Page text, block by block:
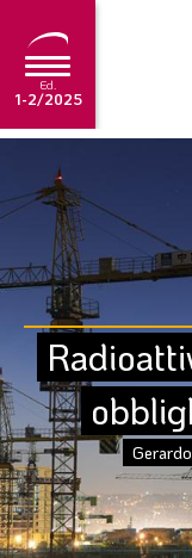
Ed.
1-2/2025
NEWS
EDITORIALE
TUTORIAL
SCADENZARIO
ARCHIVIO
Ultima
1-2/
SOMMARIO